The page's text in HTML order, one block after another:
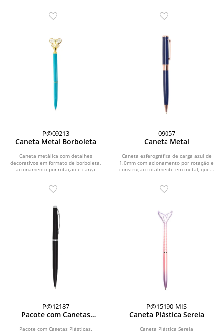
P@09213
Caneta Metal Borboleta
Caneta metálica com detalhes
decorativos em formato de borboleta,
acionamento por rotação e carga
09057
Caneta Metal
Caneta esferográfica de carga azul de
1.0mm com acionamento por rotação e
construção totalmente em metal, que...
P@12187
Pacote com Canetas
Pacote com Canetas Plásticas.
P@15190-MIS
Caneta Plástica Sereia
Caneta Plástica Sereia